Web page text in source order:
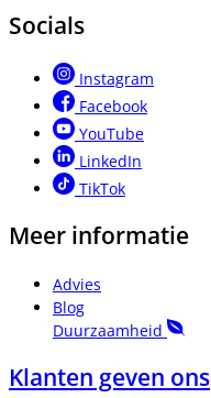
Socials
Instagram
Facebook
YouTube
LinkedIn
TikTok
Meer informatie
Advies
Blog
Duurzaamheid
Klanten geven ons